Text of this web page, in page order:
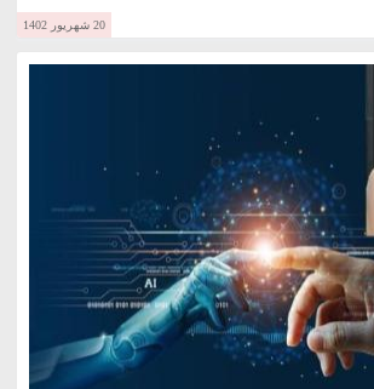
20 شهریور 1402